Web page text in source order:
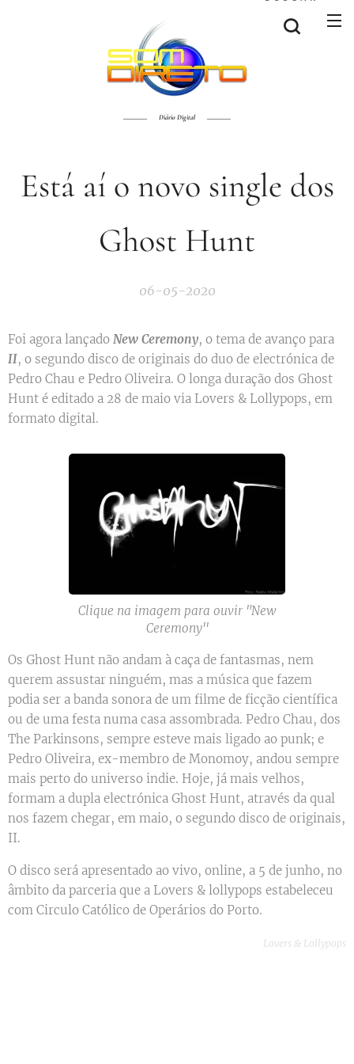
Diário Digital
Está aí o novo single dos
Ghost Hunt
06-05-2020
Foi agora lançado New Ceremony, o tema de avanço para
II, o segundo disco de originais do duo de electrónica de
Pedro Chau e Pedro Oliveira. O longa duração dos Ghost
Hunt é editado a 28 de maio via Lovers & Lollypops, em
formato digital.
Clique na imagem para ouvir "New
Ceremony''
Os Ghost Hunt não andam à caça de fantasmas, nem
querem assustar ninguém, mas a música que fazem
podia ser a banda sonora de um filme de ficção científica
ou de uma festa numa casa assombrada. Pedro Chau, dos
The Parkinsons, sempre esteve mais ligado ao punk; e
Pedro Oliveira, ex-membro de Monomoy, andou sempre
mais perto do universo indie. Hoje, já mais velhos,
formam a dupla electrónica Ghost Hunt, através da qual
nos fazem chegar, em maio, o segundo disco de originais,
II.
O disco será apresentado ao vivo, online, a 5 de junho, no
âmbito da parceria que a Lovers & lollypops estabeleceu
com Circulo Católico de Operários do Porto.
Lovers & Lollypops